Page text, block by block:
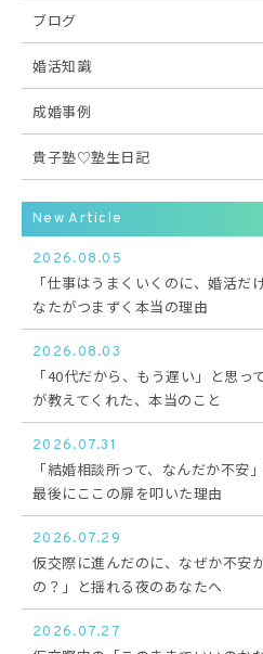
ブログ
婚活知識
成婚事例
貴子塾♡塾生日記
New Article
2026.08.05
「仕事はうまくいくのに、婚活だ
なたがつまずく本当の理由
2026.08.03
「40代だから、もう遅い」と思
が教えてくれた、本当のこと
2026.07.31
「結婚相談所って、なんだか不安
最後にここの扉を叩いた理由
2026.07.29
仮交際に進んだのに、なぜか不安
の？」と揺れる夜のあなたへ
2026.07.27